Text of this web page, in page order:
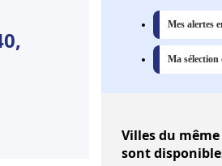
Mes alertes
Ma sélection
Villesdu
sont